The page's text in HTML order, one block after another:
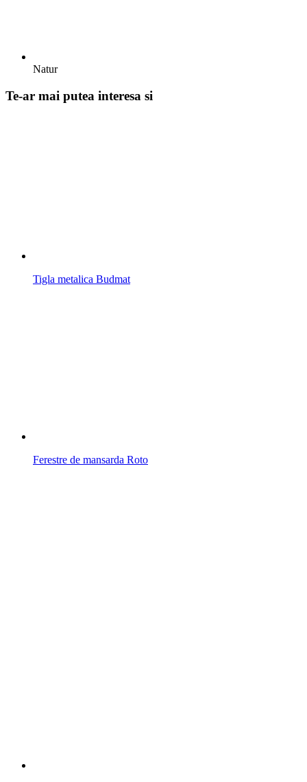
Natur
Te-ar mai putea interesa si
Tigla metalica Budmat
Ferestre de mansarda Roto